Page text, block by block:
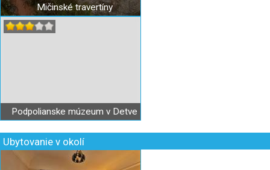
Mičinské travertíny
Podpolianske múzeum v Detve
Ubytovanie v okolí